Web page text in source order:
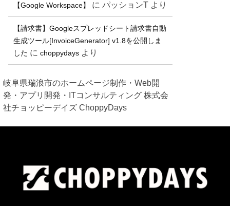
【Google Workspace】
に パッションT より
【請求書】Googleスプレッドシート請求書自動
生成ツール[InvoiceGenerator] v1.8を公開しま
した に choppydays より
岐阜県瑞浪市のホームページ制作・Web開
発・アプリ開発・ITコンサルティング 株式会
社チョッピーデイズ ChoppyDays